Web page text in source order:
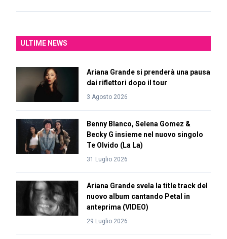
ULTIME NEWS
Ariana Grande si prenderà una pausa
dai riflettori dopo il tour
3 Agosto 2026
Benny Blanco, Selena Gomez &
Becky G insieme nel nuovo singolo
Te Olvido (La La)
31 Luglio 2026
Ariana Grande svela la title track del
nuovo album cantando Petal in
anteprima (VIDEO)
29 Luglio 2026